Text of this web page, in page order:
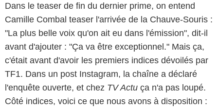
Dans le teaser de fin du dernier prime, on entend
Camille Combal teaser l'arrivée de la Chauve-Souris :
"La plus belle voix qu'on ait eu dans l'émission", dit-il
avant d'ajouter : "Ça va être exceptionnel." Mais ça,
c'était avant d'avoir les premiers indices dévoilés par
TF1. Dans un post Instagram, la chaîne a déclaré
l'enquête ouverte, et chez TV Actu ça n'a pas loupé.
Côté indices, voici ce que nous avons à disposition :